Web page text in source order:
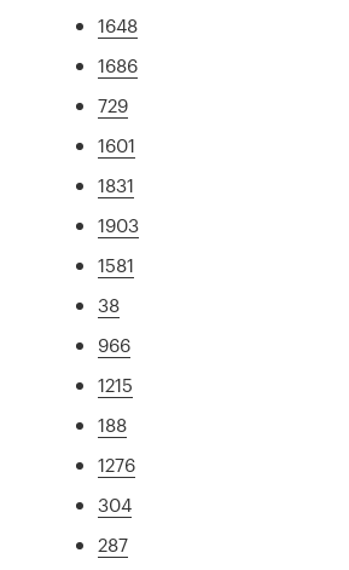
1648
1686
729
1601
1831
1903
1581
38
966
1215
188
1276
304
287